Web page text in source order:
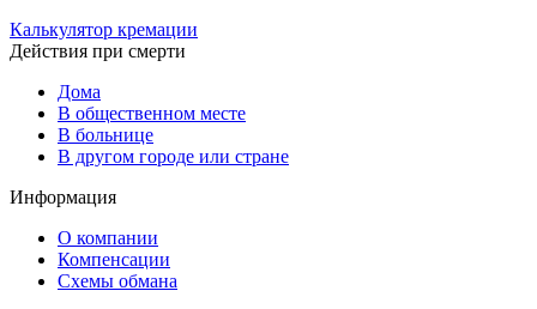
Калькулятор кремации
Действия при смерти
Дома
В общественном месте
В больнице
В другом городе или стране
Информация
О компании
Компенсации
Схемы обмана